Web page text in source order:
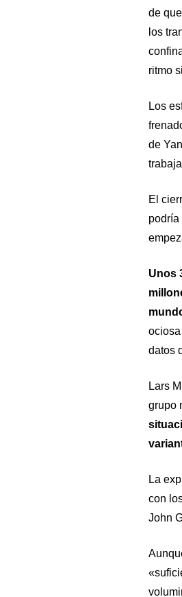
de
los
ritmo
Los
de
El
podría
Unos
datos
Lars
grupo
La
con
John